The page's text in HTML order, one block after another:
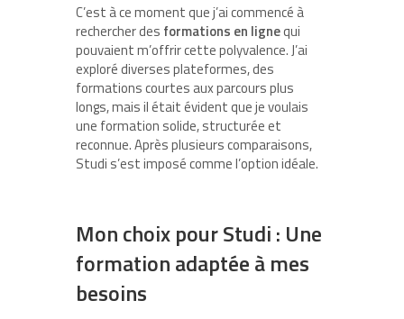
C’est à ce moment que j’ai commencé à
rechercher des formations en lignequi
pouvaient m’offrir cette polyvalence. J’ai
exploré diverses plateformes, des
formations courtes aux parcours plus
longs, mais il était évident que je voulais
une formation solide, structurée et
reconnue. Après plusieurs comparaisons,
Studi s’est imposé comme l’option idéale.
Mon choix pour Studi : Une
formation adaptée à mes
besoins